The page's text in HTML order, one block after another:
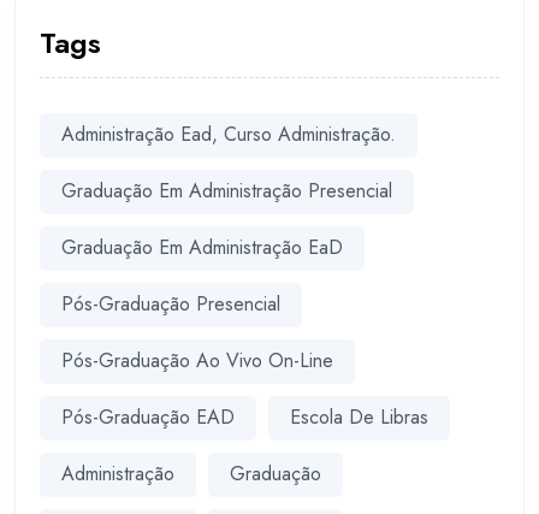
Tags
Administração Ead, Curso Administração.
Graduação Em Administração Presencial
Graduação Em Administração EaD
Pós-Graduação Presencial
Pós-Graduação Ao Vivo On-Line
Pós-Graduação EAD Escola De Libras
Administração Graduação